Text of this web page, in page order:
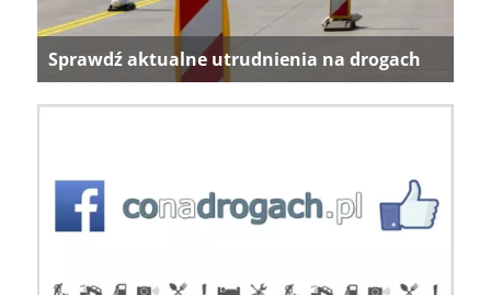
Sprawdź aktualne utrudnienia na drogach